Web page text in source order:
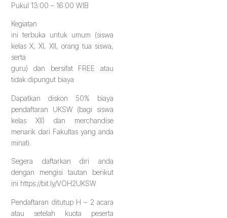
Pukul 13:00 – 16:00 WIB
Kegiatan
ini terbuka untuk umum (siswa
kelas X, XI, XII, orang tua siswa,
serta
guru) dan bersifat FREE atau
tidak dipungut biaya
Dapatkan diskon 50% biaya
pendaftaran UKSW (bagi siswa
kelas XII) dan merchandise
menarik dari Fakultas yang anda
minati.
Segera daftarkan diri anda
dengan mengisi tautan berikut
ini https://bit.ly/VOH2UKSW
Pendaftaran ditutup H – 2 acara
atau setelah kuota peserta